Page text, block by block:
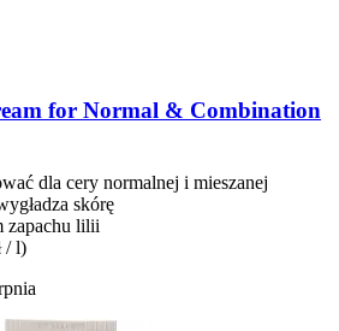
for Normal & Combination
dla cery normalnej i mieszanej
skórę
zapachu lilii
/ l)